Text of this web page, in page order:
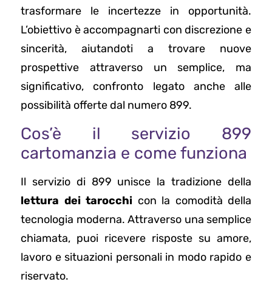
trasformare le incertezze in opportunità.
L’obiettivo è accompagnarti con discrezione e
sincerità, aiutandoti a trovare nuove
prospettive attraverso un semplice, ma
significativo, confronto legato anche alle
possibilità offerte dal numero 899.
Cos’è il servizio 899
cartomanzia e come funziona
Il servizio di 899 unisce la tradizione della
lettura dei tarocchi con la comodità della
tecnologia moderna. Attraverso una semplice
chiamata, puoi ricevere risposte su amore,
lavoro e situazioni personali in modo rapido e
riservato.